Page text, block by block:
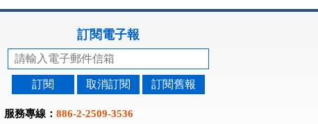
訂閱電子報
訂閱 取消訂閱 訂閱舊報
服務專線： 886-2-2509-3536